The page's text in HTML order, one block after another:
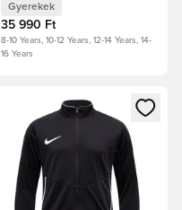
Gyerekek
35 990 Ft
8-10 Years, 10-12 Years, 12-14 Years, 14-
16 Years
vagy a tagként
Megnyit egy modált a